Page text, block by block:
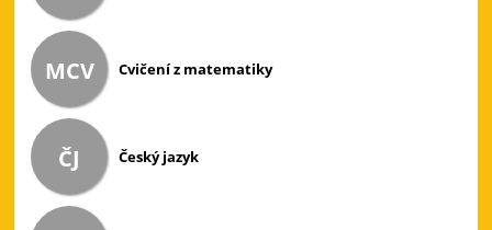
MCV Cvičení z matematiky
ČJ Český jazyk